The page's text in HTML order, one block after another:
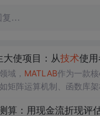
复…
大使项目：从技术使
域， MATLAB作为一款
矩阵运算机制、函数库
发、如何将工具技能转
算：用现金流折现评